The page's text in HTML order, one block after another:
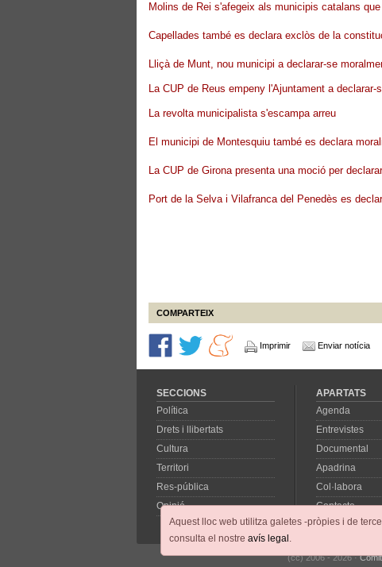
Aquest lloc web utilitza galetes -pròpies i de
consulta el nostre avís legal .
Molins de Rei s'afegeix als municipis catalans
Capellades també es declara exclòs de la
Lliçà de Munt, nou municipi a declarar-se
La CUP de Reus empeny l'Ajuntament a
La revolta municipalista s'escampa arreu
El municipi de Montesquiu també es declara
La CUP de Girona presenta una moció per
Port de la Selva i Vilafranca del Penedès es
COMPARTEIX
Imprimir Enviar notícia
SECCIONS
Política
Drets i llibertats
Cultura
Territori
Res-pública
Opinió
APARTATS
Agenda
Entrevistes
Documental
Apadrina
Col·labora
Contacte
(cc) 2006 - 2026 ·